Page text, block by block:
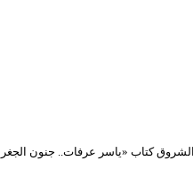
كتاب «ياسر عرفات.. جنون